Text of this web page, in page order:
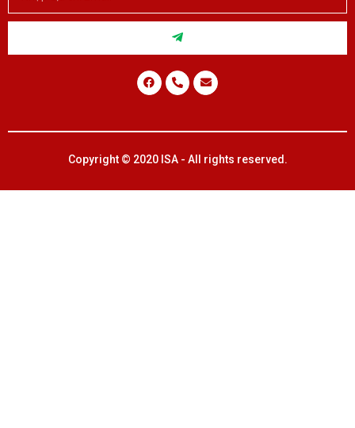
Copyright © 2020 ISA - All rights reserved.